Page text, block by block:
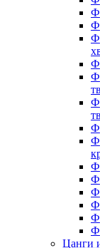
Цанги